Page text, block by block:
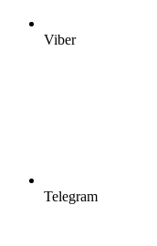
Viber
Telegram